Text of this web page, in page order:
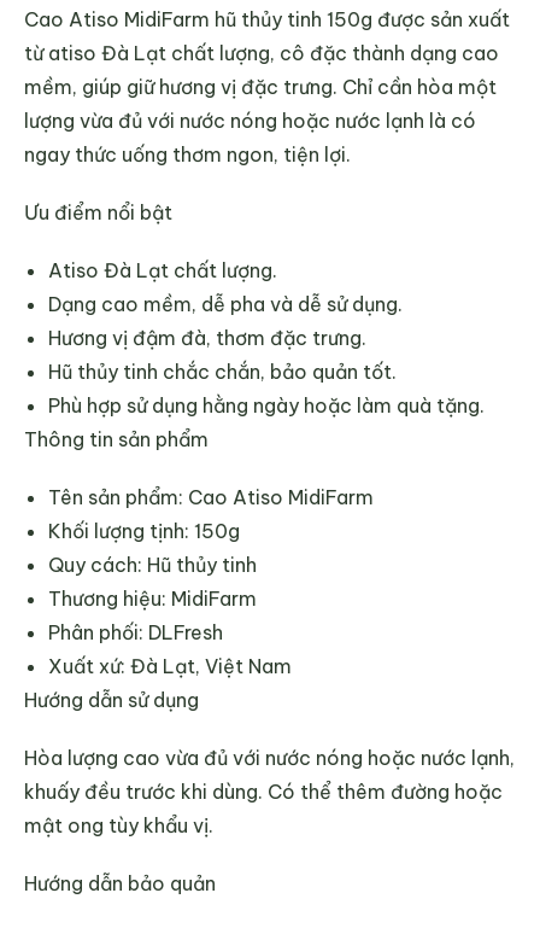
Cao Atiso MidiFarm hũ thủy tinh 150g được sản xuất
từ atiso Đà Lạt chất lượng, cô đặc thành dạng cao
mềm, giúp giữ hương vị đặc trưng. Chỉ cần hòa một
lượng vừa đủ với nước nóng hoặc nước lạnh là có
ngay thức uống thơm ngon, tiện lợi.
Ưu điểm nổi bật
Atiso Đà Lạt chất lượng.
Dạng cao mềm, dễ pha và dễ sử dụng.
Hương vị đậm đà, thơm đặc trưng.
Hũ thủy tinh chắc chắn, bảo quản tốt.
Phù hợp sử dụng hằng ngày hoặc làm quà tặng.
Thông tin sản phẩm
Tên sản phẩm: Cao Atiso MidiFarm
Khối lượng tịnh: 150g
Quy cách: Hũ thủy tinh
Thương hiệu: MidiFarm
Phân phối: DLFresh
Xuất xứ: Đà Lạt, Việt Nam
Hướng dẫn sử dụng
Hòa lượng cao vừa đủ với nước nóng hoặc nước lạnh,
khuấy đều trước khi dùng. Có thể thêm đường hoặc
mật ong tùy khẩu vị.
Hướng dẫn bảo quản